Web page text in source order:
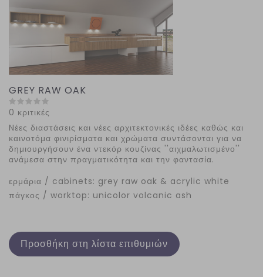
GREY RAW OAK
0 κριτικές
Nέες διαστάσεις και νέες αρχιτεκτονικές ιδέες καθώς και
καινοτόμα φινιρίσματα και χρώματα συντάσονται για να
δημιουργήσουν ένα ντεκόρ κουζίνας ''αιχμαλωτισμένο''
ανάμεσα στην πραγματικότητα και την φαντασία.
ερμάρια / cabinets: grey raw oak & acrylic white
πάγκος / worktop: unicolor volcanic ash
Προσθήκη στη λίστα επιθυμιών